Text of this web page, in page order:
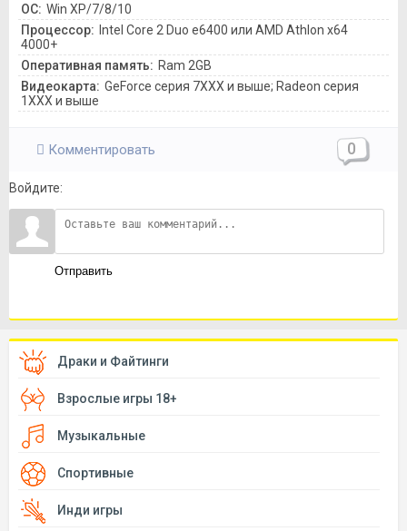
ОС: Win XP/7/8/10
Процессор: Intel Core 2 Duo e6400 или AMD Athlon x64
4000+
Оперативная память: Ram 2GB
Видеокарта: GeForce серия 7XXX и выше; Radeon серия
1XXX и выше
Комментировать 0
Войдите:
Отправить
Драки и Файтинги
Взрослые игры 18+
Музыкальные
Спортивные
Инди игры